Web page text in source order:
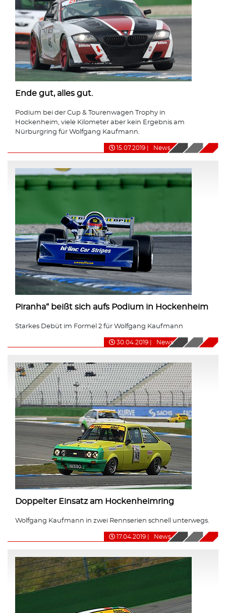
Ende gut, alles gut.
Podium bei der Cup & Tourenwagen Trophy in
Hockenheim, viele Kilometer aber kein Ergebnis am
Nürburgring für Wolfgang Kaufmann.
15.07.2019 News
Piranha“ beißt sich aufs Podium in Hockenheim
Starkes Debüt im Formel 2 für Wolfgang Kaufmann
30.04.2019 News
Doppelter Einsatz am Hockenheimring
Wolfgang Kaufmann in zwei Rennserien schnell unterwegs.
17.04.2019 News